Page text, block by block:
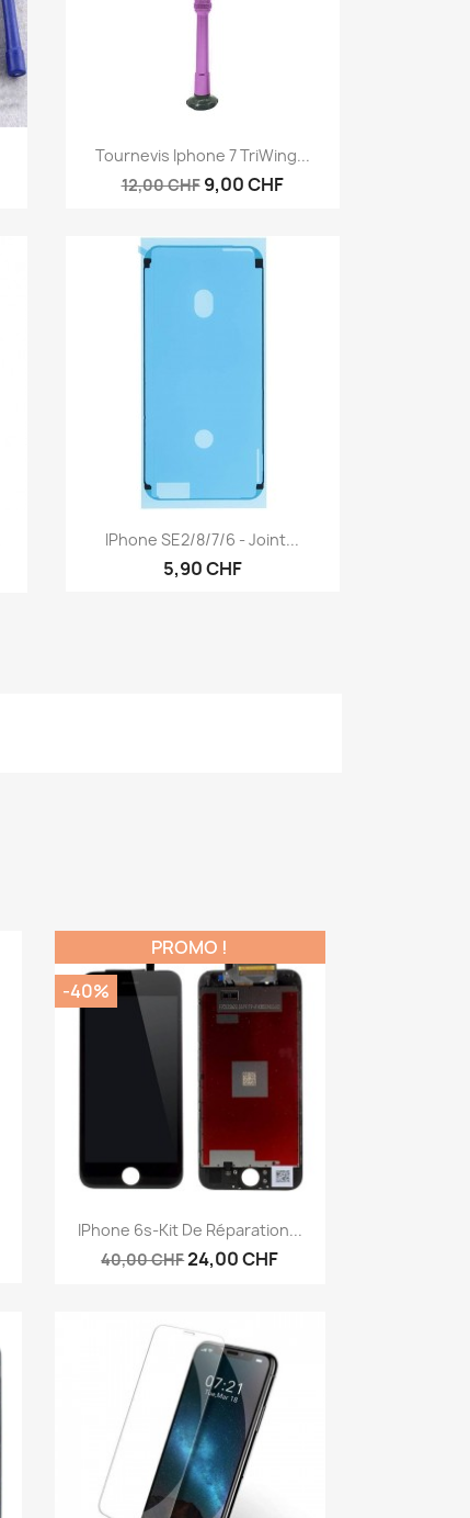
Aperçu rapide
Tournevis Iphone 7 TriWing...
12,00 CHF 9,00 CHF
Aperçu rapide
IPhone SE2/8/7/6 - Joint...
5,90 CHF
Aperçu rapide
IPhone 6s-Kit De Réparation...
40,00 CHF24,00 CHF
PROMO !
-40%